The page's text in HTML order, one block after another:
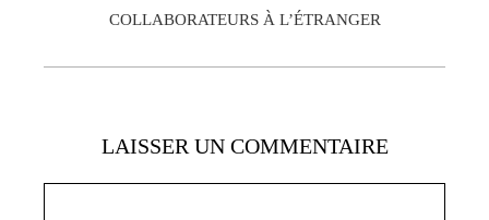
COLLABORATEURS À L’ÉTRANGER
LAISSER UN COMMENTAIRE